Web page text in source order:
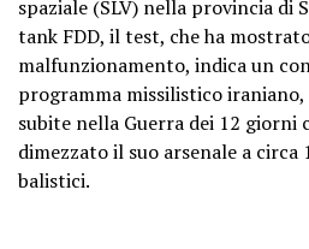
spaziale (SLV) nella provincia di
tank FDD, il test, che ha
malfunzionamento, indica un
programma missilistico
subite nella Guerra dei 12 giorni
dimezzato il suo arsenale a circa
balistici.